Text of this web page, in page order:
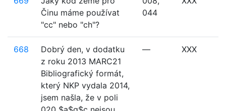
Činu máme používat
"cc" nebo "ch"?
044
668
Dobrý den, v dodatku
z roku 2013 MARC21
Bibliografický formát,
který NKP vydala 2014,
jsem našla, že v poli
— XXX